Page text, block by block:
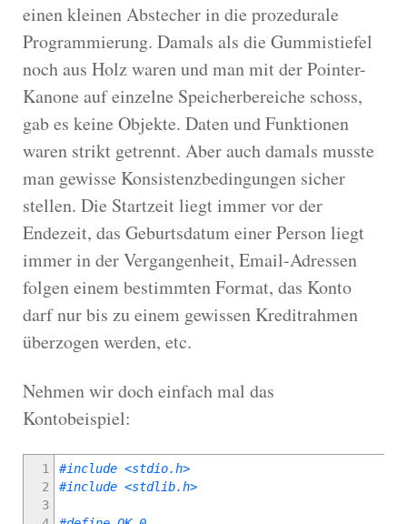
einen kleinen Abstecher in die prozedurale
Programmierung. Damals als die Gummistiefel
noch aus Holz waren und man mit der Pointer-
Kanone auf einzelne Speicherbereiche schoss,
gab es keine Objekte. Daten und Funktionen
waren strikt getrennt. Aber auch damals musste
man gewisse Konsistenzbedingungen sicher
stellen. Die Startzeit liegt immer vor der
Endezeit, das Geburtsdatum einer Person liegt
immer in der Vergangenheit, Email-Adressen
folgen einem bestimmten Format, das Konto
darf nur bis zu einem gewissen Kreditrahmen
überzogen werden, etc.
Nehmen wir doch einfach mal das
Kontobeispiel:
1
2
3
#include <stdio.h>
#include <stdlib.h>